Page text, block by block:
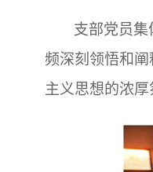
支部党员集
频深刻领悟和
主义思想的浓